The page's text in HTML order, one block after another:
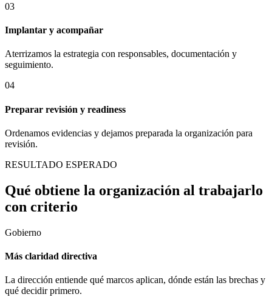
03
Implantar y acompañar
Aterrizamos la estrategia con responsables, documentación y
seguimiento.
04
Preparar revisión y readiness
Ordenamos evidencias y dejamos preparada la organización para
revisión.
RESULTADO ESPERADO
Qué obtiene la organización al trabajarlo
con criterio
Gobierno
Más claridad directiva
La dirección entiende qué marcos aplican, dónde están las brechas y
qué decidir primero.